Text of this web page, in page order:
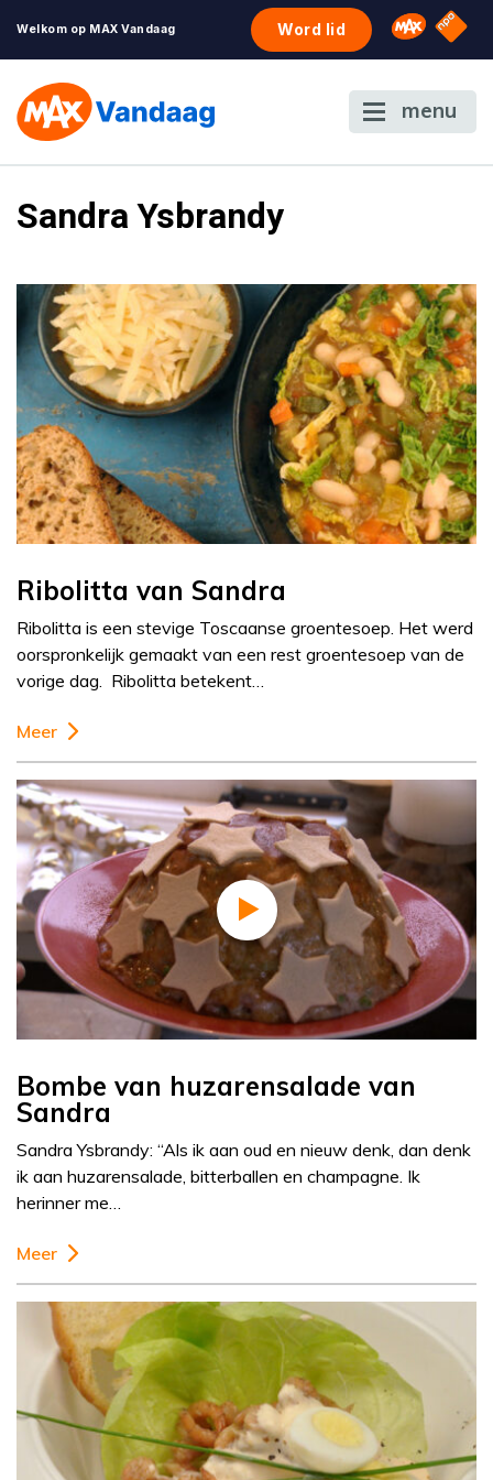
Welkom op MAX Vandaag Word lid Omroep
NPO
menu
Sandra Ysbrandy
Ribolitta van Sandra
Ribolitta is een stevige Toscaanse groentesoep. Het werd
oorspronkelijk gemaakt van een rest groentesoep van de
vorige dag. Ribolitta betekent…
Meer
Bombe van huzarensalade van
Sandra
Sandra Ysbrandy: “Als ik aan oud en nieuw denk, dan denk
ik aan huzarensalade, bitterballen en champagne. Ik
herinner me…
Meer